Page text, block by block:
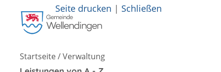
Seite drucken | Schließen
Startseite/Verwaltung